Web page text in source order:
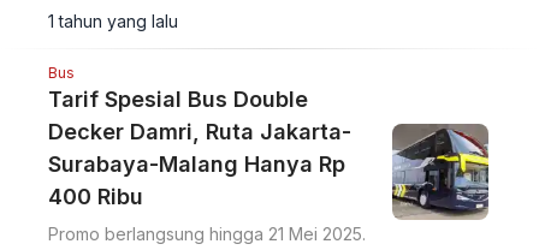
1 tahun yang lalu
Bus
Tarif Spesial Bus Double
Decker Damri, Ruta Jakarta-
Surabaya-Malang Hanya Rp
400 Ribu
Promo berlangsung hingga 21 Mei 2025.